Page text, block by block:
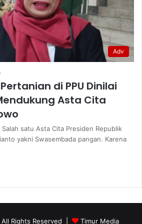
Adv
di PPU Dinilai
Asta Cita
satu Asta Cita Presiden Republik
yakni Swasembada pangan. Karena
Rights Reserved | Timur Media